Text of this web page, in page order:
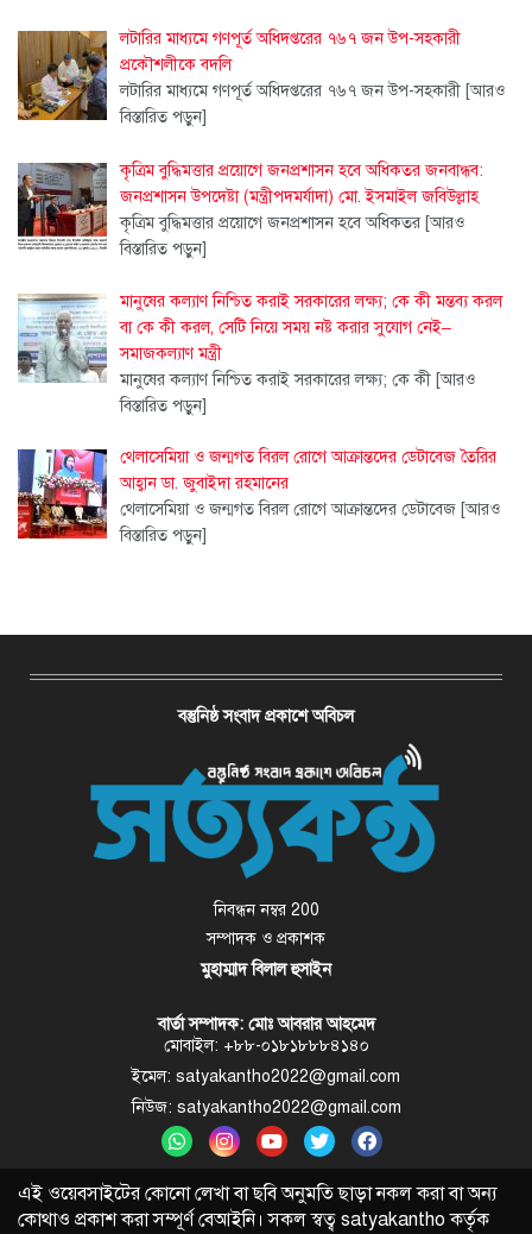
লটারির মাধ্যমে গণপূর্ত অধিদপ্তরের ৭৬৭ জন উপ-সহকারী
প্রকৌশলীকে বদলি
লটারির মাধ্যমে গণপূর্ত অধিদপ্তরের ৭৬৭ জন উপ-সহকারী [আরও
বিস্তারিত পড়ুন]
কৃত্রিম বুদ্ধিমত্তার প্রয়োগে জনপ্রশাসন হবে অধিকতর জনবান্ধব:
জনপ্রশাসন উপদেষ্টা (মন্ত্রীপদমর্যাদা) মো. ইসমাইল জবিউল্লাহ
কৃত্রিম বুদ্ধিমত্তার প্রয়োগে জনপ্রশাসন হবে অধিকতর [আরও
বিস্তারিত পড়ুন]
মানুষের কল্যাণ নিশ্চিত করাই সরকারের লক্ষ্য; কে কী মন্তব্য করল
বা কে কী করল, সেটি নিয়ে সময় নষ্ট করার সুযোগ নেই–
সমাজকল্যাণ মন্ত্রী
মানুষের কল্যাণ নিশ্চিত করাই সরকারের লক্ষ্য; কে কী [আরও
বিস্তারিত পড়ুন]
থেলাসেমিয়া ও জন্মগত বিরল রোগে আক্রান্তদের ডেটাবেজ তৈরির
আহ্বান ডা. জুবাইদা রহমানের
থেলাসেমিয়া ও জন্মগত বিরল রোগে আক্রান্তদের ডেটাবেজ [আরও
বিস্তারিত পড়ুন]
বস্তুনিষ্ঠ সংবাদ প্রকাশে অবিচল
নিবন্ধন নম্বর 200
সম্পাদক ও প্রকাশক
মুহাম্মাদ বিলাল হুসাইন
বার্তা সম্পাদক: মোঃ আবরার আহমেদ
মোবাইল: +৮৮-০১৮১৮৮৮৪১৪০
ইমেল: satyakantho2022@gmail.com
নিউজ: satyakantho2022@gmail.com
এই ওয়েবসাইটের কোনো লেখা বা ছবি অনুমতি ছাড়া নকল করা বা অন্য
কোথাও প্রকাশ করা সম্পূর্ণ বেআইনি। সকল স্বত্ব satyakantho কর্তৃক